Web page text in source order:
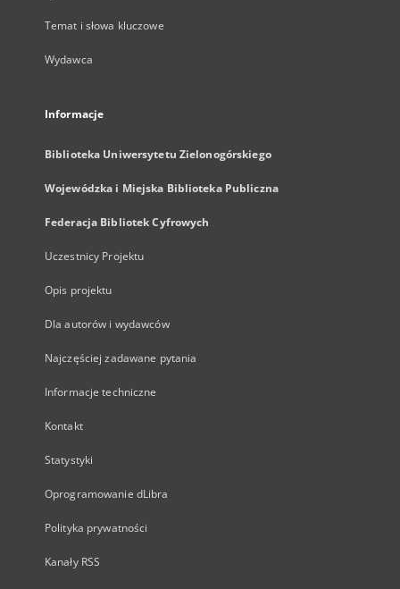
Temat i słowa kluczowe
Wydawca
Informacje
Biblioteka Uniwersytetu Zielonogórskiego
Wojewódzka i Miejska Biblioteka Publiczna
Federacja Bibliotek Cyfrowych
Uczestnicy Projektu
Opis projektu
Dla autorów i wydawców
Najczęściej zadawane pytania
Informacje techniczne
Kontakt
Statystyki
Oprogramowanie dLibra
Polityka prywatności
Kanały RSS